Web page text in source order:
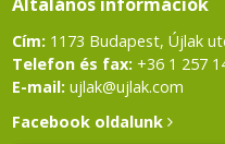
Cím: 1173 Budapest, Újlak
Telefon és fax: +36 1 257
E-mail: ujlak@ujlak.com
Facebook oldalunk